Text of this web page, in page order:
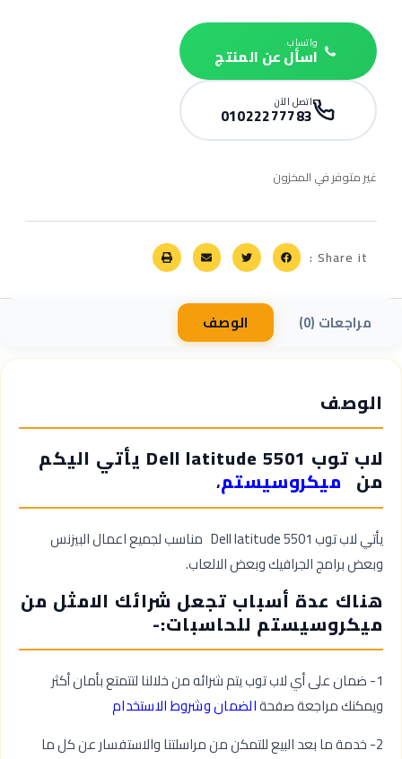
واتساب
اسأل عن المنتج
اتصل الآن
01022277783
غير متوفر في المخزون
Share it :
الوصف مراجعات (0)
الوصف
لاب توب Dell latitude 5501 يأتي اليكم
من ميكروسيستم،
يأتي لاب توب Dell latitude 5501 مناسب لجميع اعمال البيزنس
وبعض برامج الجرافيك وبعض الالعاب.
هناك عدة أسباب تجعل شرائك الامثل من
ميكروسيستم للحاسبات:-
1- ضمان على أي لاب توب يتم شرائه من خلالنا لتتمتع بأمان أكثر
ويمكنك مراجعة صفحةالضمان وشروط الاستخدام
2- خدمة ما بعد البيع للتمكن من مراسلتنا والاستفسار عن كل ما